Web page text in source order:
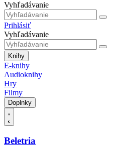
Vyhľadávanie
Prihlásiť
Vyhľadávanie
Knihy
E-knihy
Audioknihy
Hry
Filmy
Doplnky
Beletria